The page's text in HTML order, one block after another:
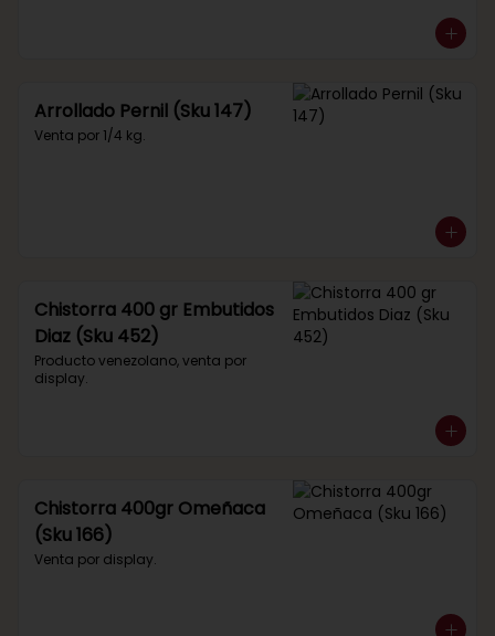
Arrollado Pernil (Sku 147)
Venta por 1/4 kg.
Chistorra 400 gr Embutidos
Diaz (Sku 452)
Producto venezolano, venta por
display.
Chistorra 400gr Omeñaca
(Sku 166)
Venta por display.